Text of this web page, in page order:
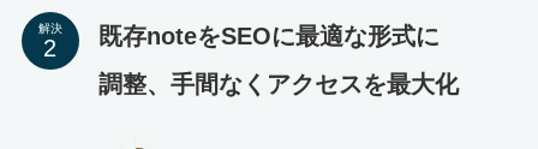
解決
既存noteをSEOに最適な形式に
調整、手間なくアクセスを最大化